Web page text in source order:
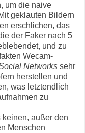
um die naive
geklauten Bildern
erschlichen, das
der Faker nach 5
und zu
Wecam-
Networks sehr
herstellen und
was letztendlich
zu
keinen, außer den
Menschen